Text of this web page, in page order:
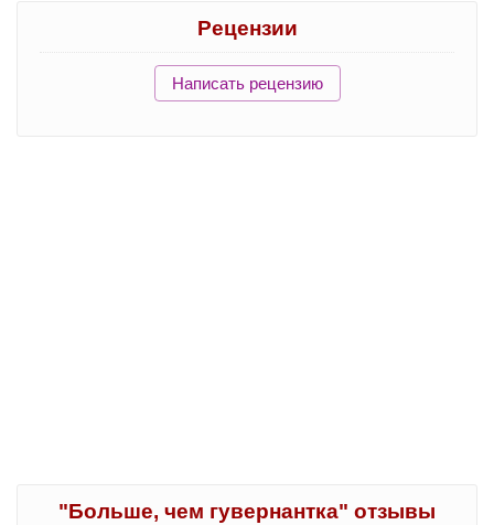
Рецензии
Написать рецензию
"Больше, чем гувернантка" отзывы